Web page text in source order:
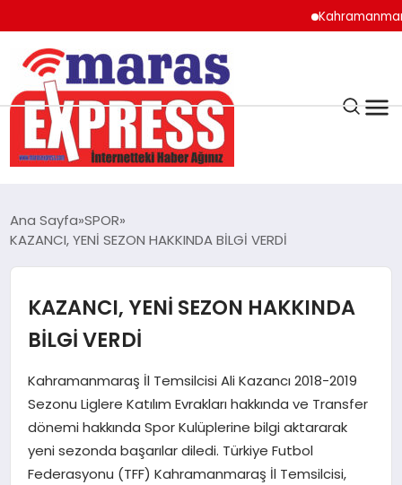
Kahramanmaraş’ta
K.MARAŞ
ANDIRIN
ÇAĞLAYANCERİT
BİZE ULAŞIN
GÖKSUN
Ana Sayfa SPOR
KAZANCI, YENİ SEZON HAKKINDA BİLGİ VERDİ
KAZANCI, YENİ SEZON HAKKINDA
BİLGİ VERDİ
Kahramanmaraş İl Temsilcisi Ali Kazancı 2018-2019
Sezonu Liglere Katılım Evrakları hakkında ve Transfer
dönemi hakkında Spor Kulüplerine bilgi aktararak
yeni sezonda başarılar diledi. Türkiye Futbol
Federasyonu (TFF) Kahramanmaraş İl Temsilcisi,